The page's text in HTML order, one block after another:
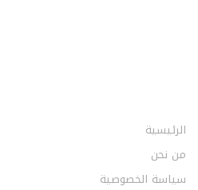
الرئيسية
من نحن
سياسة الخصوصية